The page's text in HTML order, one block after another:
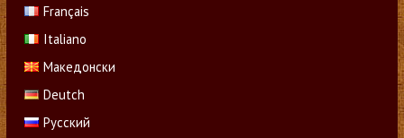
Français
Italiano
Македонски
Deutch
Русский